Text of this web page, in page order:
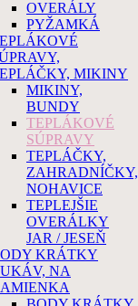
OVERÁLY
PYŽAMKÁ
MIKINY
MIKINY,
BUNDY
TEPLÁKOVÉ
SÚPRAVY
TEPLÁČKY,
ZAHRADNÍČKY,
NOHAVICE
TEPLEJŠIE
OVERÁLKY
JAR / JESEŇ
KRÁTKY
NA